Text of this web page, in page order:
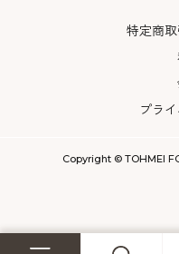
特定商
プラ
Copyright © TOHMEI